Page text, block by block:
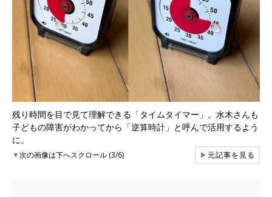
残り時間を目で見て理解できる「タイムタイマー」。水木さんも
子どもの障害がわかってから「逆算時計」と呼んで活用するよう
に。
▼次の画像は下へスクロール (3/6) ▶元記事を見る